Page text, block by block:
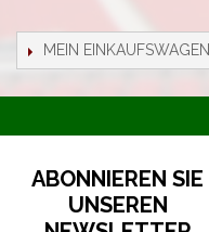
MEIN EINKAUFSWAGEN
ABONNIEREN SIE
UNSEREN